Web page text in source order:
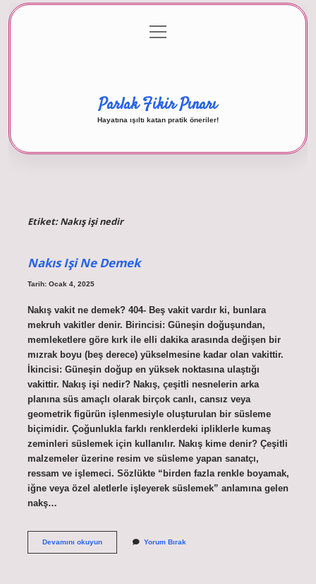
Gizlilik Politikası
menüyü
aç
Parlak Fikir Pınarı
Hayatına ışıltı katan pratik öneriler!
Etiket:Nakış işi nedir
Nakıs Işi Ne Demek
Tarih: Ocak 4, 2025
Nakış vakit ne demek? 404- Beş vakit vardır ki, bunlara
mekruh vakitler denir. Birincisi: Güneşin doğuşundan,
memleketlere göre kırk ile elli dakika arasında değişen bir
mızrak boyu (beş derece) yükselmesine kadar olan vakittir.
İkincisi: Güneşin doğup en yüksek noktasına ulaştığı
vakittir. Nakış işi nedir? Nakış, çeşitli nesnelerin arka
planına süs amaçlı olarak birçok canlı, cansız veya
geometrik figürün işlenmesiyle oluşturulan bir süsleme
biçimidir. Çoğunlukla farklı renklerdeki ipliklerle kumaş
zeminleri süslemek için kullanılır. Nakış kime denir? Çeşitli
malzemeler üzerine resim ve süsleme yapan sanatçı,
ressam ve işlemeci. Sözlükte “birden fazla renkle boyamak,
iğne veya özel aletlerle işleyerek süslemek” anlamına gelen
nakş…
Devamını okuyunNakıs
Yorum Bırak